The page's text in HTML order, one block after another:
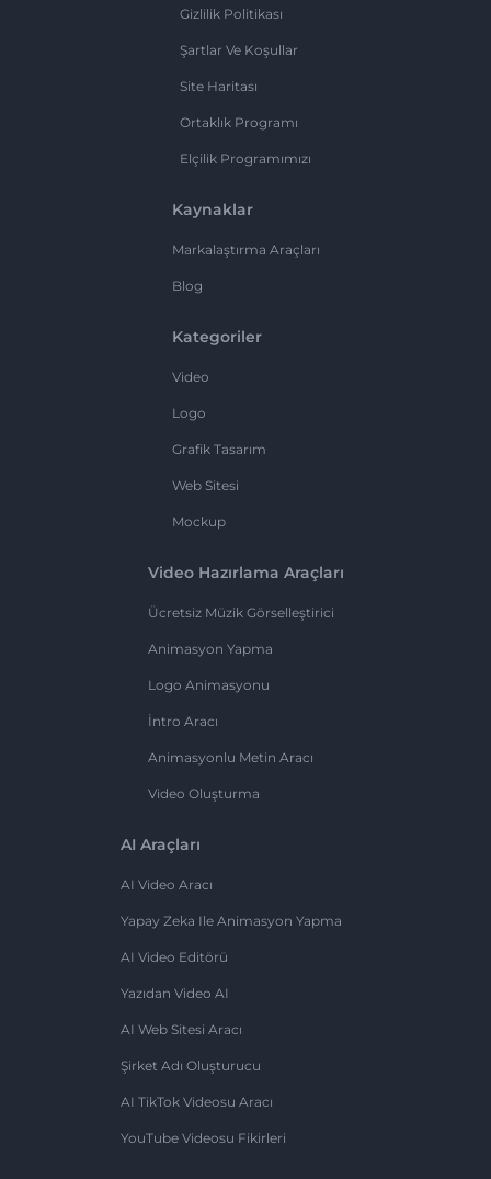
Gizlilik Politikası
Şartlar Ve Koşullar
Site Haritası
Ortaklık Programı
Elçilik Programımızı
Kaynaklar
Markalaştırma Araçları
Blog
Kategoriler
Video
Logo
Grafik Tasarım
Web Sitesi
Mockup
Video Hazırlama Araçları
Ücretsiz Müzik Görselleştirici
Animasyon Yapma
Logo Animasyonu
İntro Aracı
Animasyonlu Metin Aracı
Video Oluşturma
AI Araçları
AI Video Aracı
Yapay Zeka Ile Animasyon Yapma
AI Video Editörü
Yazıdan Video AI
AI Web Sitesi Aracı
Şirket Adı Oluşturucu
AI TikTok Videosu Aracı
YouTube Videosu Fikirleri